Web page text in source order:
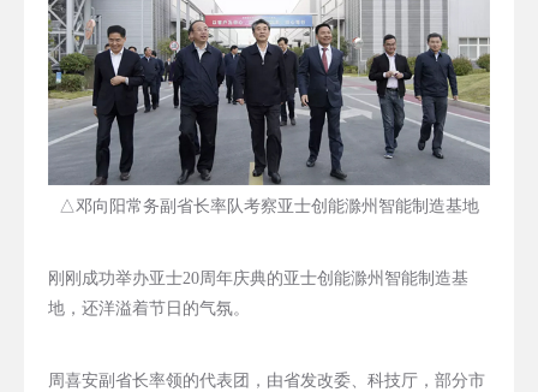
△邓向阳常务副省长率队考察亚士创能滁州智能制造基地
刚刚成功举办亚士20周年庆典的亚士创能滁州智能制造基
地，还洋溢着节日的气氛。
周喜安副省长率领的代表团，由省发改委、科技厅，部分市